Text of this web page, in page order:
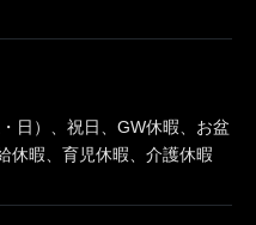
日）、祝日、GW休暇、お盆
休暇、育児休暇、介護休暇